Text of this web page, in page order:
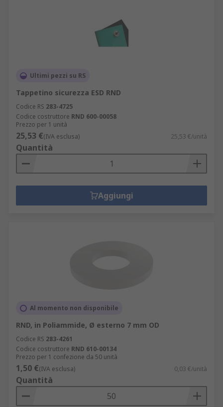
Ultimi pezzi su RS
Tappetino sicurezza ESD RND
Codice RS 283-4725
Codice costruttore RND 600-00058
Prezzo per 1 unità
25,53 €(IVA esclusa) 25,53 €/unità
Quantità
Aggiungi
Al momento non disponibile
RND, in Poliammide, Ø esterno 7 mm OD
Codice RS 283-4261
Codice costruttore RND 610-00134
Prezzo per 1 confezione da 50 unità
1,50 €(IVA esclusa) 0,03 €/unità
Quantità